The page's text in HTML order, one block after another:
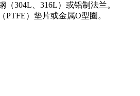
304L、316L）或铝制法兰。
）垫片或金属O型圈。